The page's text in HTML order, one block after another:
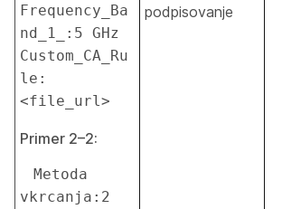
Frequency_Ba
nd_1_:5 GHz
Custom_CA_Ru
le:
<file_url>
Primer 2–2:
vkrcanja:2
podpisovanje